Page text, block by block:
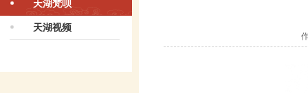
天湖梵呗
天湖视频